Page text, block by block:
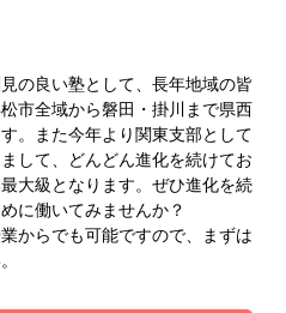
の良い塾として、長年地域の皆
市全域から磐田・掛川まで県西
。また今年より関東支部として
して、どんどん進化を続けてお
大級となります。ぜひ進化を続
に働いてみませんか？
からでも可能ですので、まずは